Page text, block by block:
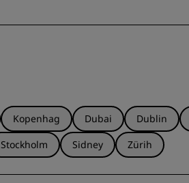
Kopenhag Dubai Dublin
Stockholm Sidney Zürih